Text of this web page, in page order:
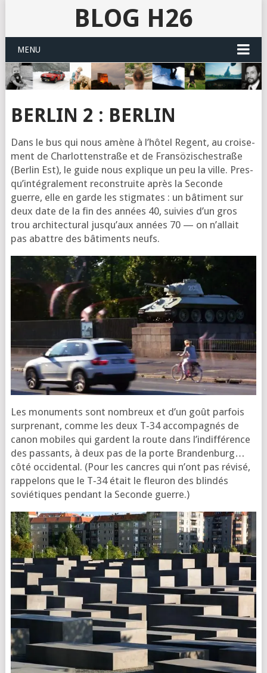
BLOG H26
MENU
BERLIN 2 : BERLIN
Dans le bus qui nous amène à l’hô­tel Regent, au croi­se­
ment de Char­lot­tens­traße et de Fransö­zi­sches­traße
(Ber­lin Est), le guide nous explique un peu la ville. Pres­
qu’in­té­gra­le­ment recons­truite après la Seconde
guerre, elle en garde les stig­mates : un bâti­ment sur
deux date de la fin des années 40, sui­vies d’un gros
trou archi­tec­tu­ral jus­qu’aux années 70 — on n’al­lait
pas abattre des bâti­ments neufs.
Les monu­ments sont nom­breux et d’un goût par­fois
sur­pre­nant, comme les deux T‑34 accom­pa­gnés de
canon mobiles qui gardent la route dans l’in­dif­fé­rence
des pas­sants, à deux pas de la porte Bran­den­burg…
côté occi­den­tal. (Pour les cancres qui n’ont pas révi­sé,
rap­pe­lons que le T‑34 était le fleu­ron des blin­dés
sovié­tiques pen­dant la Seconde guerre.)